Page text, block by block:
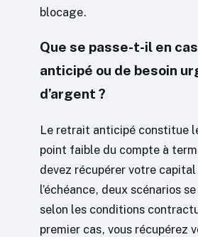
blocage.
Que se passe-t-il en
anticipé ou de besoin
d’argent ?
Le retrait anticipé constitue
point faible du compte à
devez récupérer votre
l’échéance, deux scénarios
selon les conditions
premier cas, vous récupérez